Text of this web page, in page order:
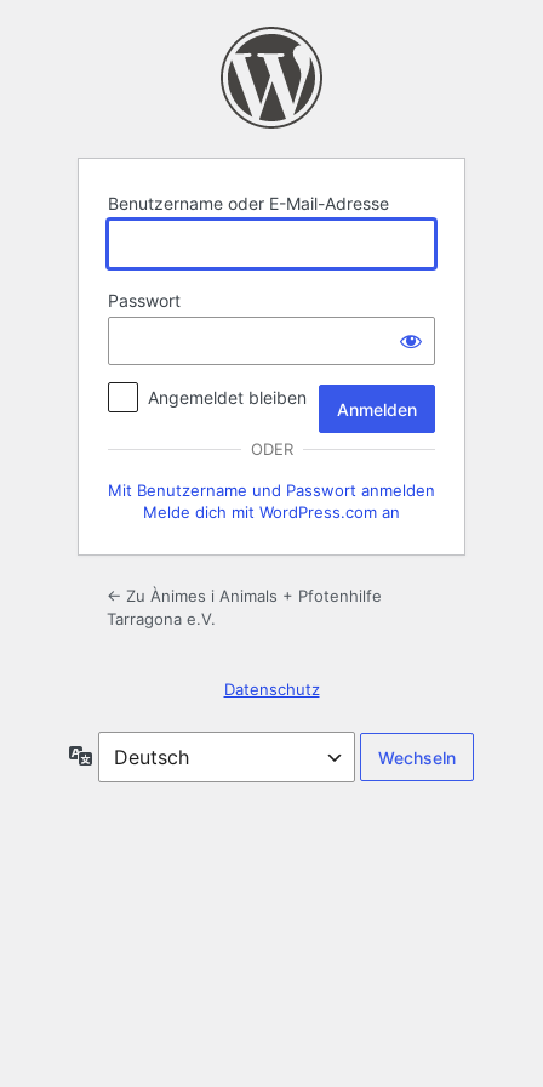
Benutzername oder E-Mail-Adresse
Passwort
Angemeldet bleiben
ODER
Mit Benutzername und Passwort anmelden
Melde dich mit WordPress.com an
← Zu Ànimes i Animals + Pfotenhilfe
Tarragona e.V.
Datenschutz
Sprache